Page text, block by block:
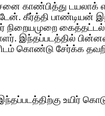
காண்பித்து டயலாக்
கீர்த்தி பாண்டியன்
நிறையமுறை
இந்தப்படத்தில்
கொண்டு சேர்க்க
உயிர்